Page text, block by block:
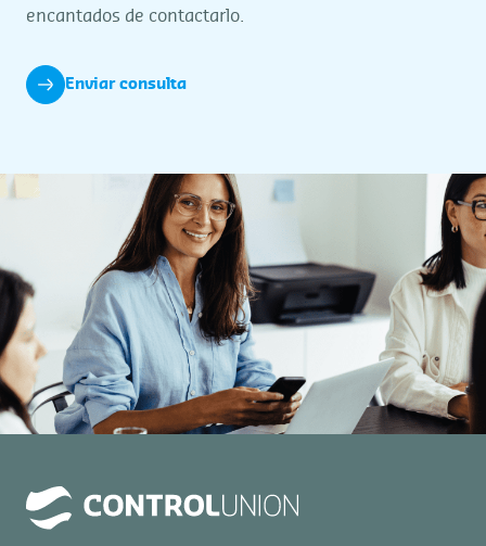
encantados de contactarlo.
Enviar consulta